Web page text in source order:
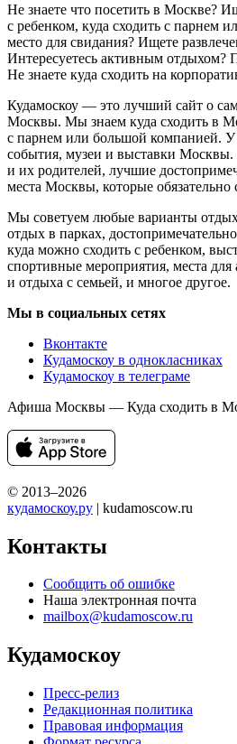
Не знаете что посетить в Москве?
с ребенком, куда сходить с парнем
место для свидания? Ищете
Интересуетесь активным отдыхом?
Не знаете куда сходить на
Кудамоскоу — это лучший сайт о
Москвы. Мы знаем куда сходить в
с парнем или большой компанией. У
события, музеи и выставки Москвы.
и их родителей, лучшие
места Москвы, которые обязательно
Мы советуем любые варианты
отдых в парках,
куда можно сходить с ребенком,
спортивные мероприятия, места для
и отдыха с семьей, и многое другое.
Мы в социальных сетях
Вконтакте
Кудамоскоу в однокласниках
Кудамоскоу в телеграме
Афиша Москвы — Куда сходить в
© 2013–2026
кудамоскоу.ру | kudamoscow.ru
Контакты
Сообщить об ошибке
Наша электронная почта
mailbox@kudamoscow.ru
Кудамоскоу
Пресс-релиз
Редакционная политика
Правовая информация